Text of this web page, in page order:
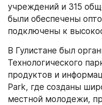
учреждений и 315
были обеспечены
подключены к
В Гулистане был
Технологического
продуктов и
Park, где созданы
местной молодежи,